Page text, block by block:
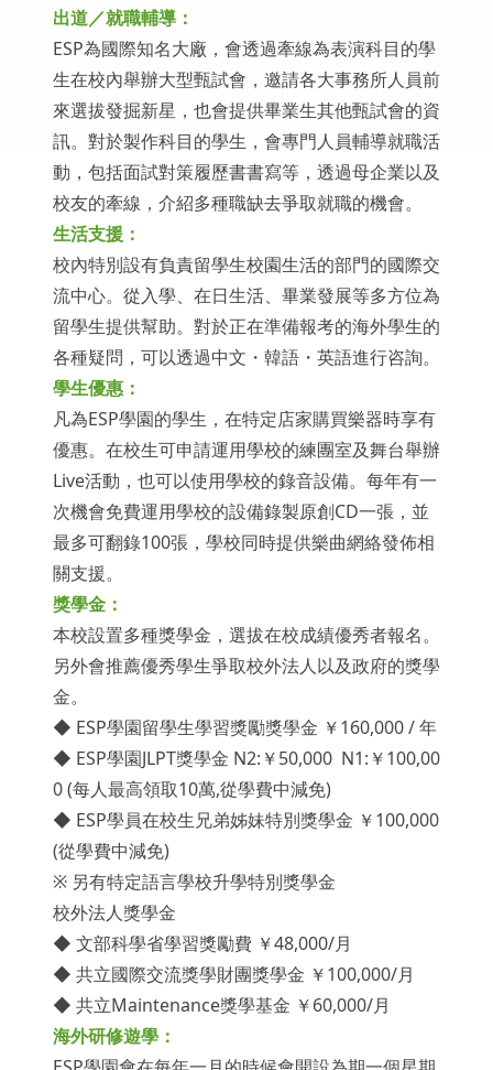
出道／就職輔導：
ESP為國際知名大廠，會透過牽線為表演科目的學
生在校內舉辦大型甄試會，邀請各大事務所人員前
來選拔發掘新星，也會提供畢業生其他甄試會的資
訊。對於製作科目的學生，會專門人員輔導就職活
動，包括面試對策履歷書書寫等，透過母企業以及
校友的牽線，介紹多種職缺去爭取就職的機會。
生活支援：
校內特別設有負責留學生校園生活的部門的國際交
流中心。從入學、在日生活、畢業發展等多方位為
留學生提供幫助。對於正在準備報考的海外學生的
各種疑問，可以透過中文・韓語・英語進行咨詢。
學生優惠：
凡為ESP學園的學生，在特定店家購買樂器時享有
優惠。在校生可申請運用學校的練團室及舞台舉辦
Live活動，也可以使用學校的錄音設備。每年有一
次機會免費運用學校的設備錄製原創CD一張，並
最多可翻錄100張，學校同時提供樂曲網絡發佈相
關支援。
獎學金：
本校設置多種獎學金，選拔在校成績優秀者報名。
另外會推薦優秀學生爭取校外法人以及政府的獎學
金。
◆ ESP學園留學生學習獎勵獎學金 ￥160,000 / 年
◆ ESP學園JLPT獎學金 N2:￥50,000 N1:￥100,00
0 (每人最高領取10萬,從學費中減免)
◆ ESP學員在校生兄弟姊妹特別獎學金 ￥100,000
(從學費中減免)
※ 另有特定語言學校升學特別獎學金
校外法人獎學金
◆ 文部科學省學習獎勵費 ￥48,000/月
◆ 共立國際交流獎學財團獎學金 ￥100,000/月
◆ 共立Maintenance獎學基金 ￥60,000/月
海外研修遊學：